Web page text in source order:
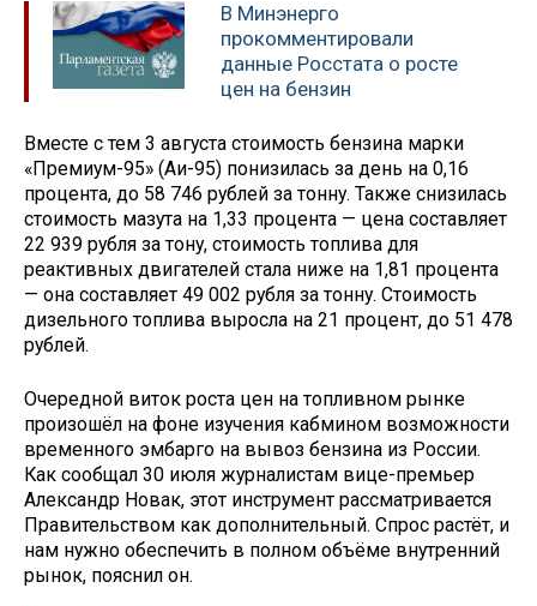
В Минэнерго
прокомментировали
данные Росстата о росте
цен на бензин
Вместе с тем 3 августа стоимость бензина марки
«Премиум-95» (Аи-95) понизилась за день на 0,16
процента, до 58 746 рублей за тонну. Также снизилась
стоимость мазута на 1,33 процента — цена составляет
22 939 рубля за тону, стоимость топлива для
реактивных двигателей стала ниже на 1,81 процента
— она составляет 49 002 рубля за тонну. Стоимость
дизельного топлива выросла на 21 процент, до 51 478
рублей.
Очередной виток роста цен на топливном рынке
произошёл на фоне изучения кабмином возможности
временного эмбарго на вывоз бензина из России.
Как сообщал 30 июля журналистам вице-премьер
Александр Новак, этот инструмент рассматривается
Правительством как дополнительный. Спрос растёт, и
нам нужно обеспечить в полном объёме внутренний
рынок, пояснил он.